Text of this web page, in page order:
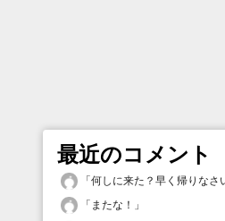
最近のコメント
「何しに来た？早く帰りなさ
「 またな！ 」